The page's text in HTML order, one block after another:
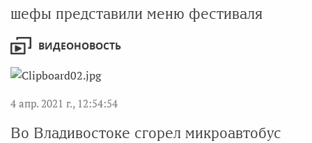
шефы представили меню фестиваля
ВИДЕОНОВОСТЬ
4 апр. 2021 г., 12:54:54
Во Владивостоке сгорел микроавтобус